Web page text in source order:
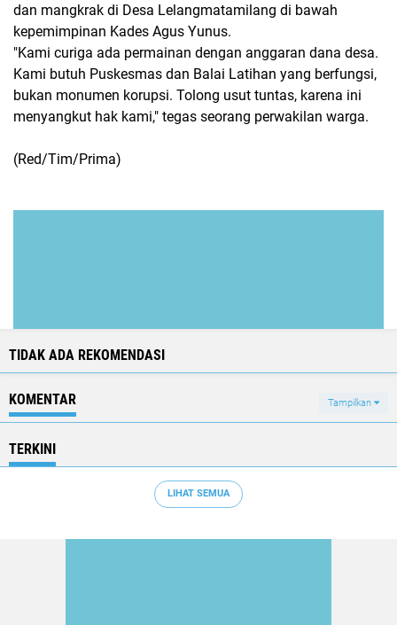
dan mangkrak di Desa Lelangmatamilang di bawah
kepemimpinan Kades Agus Yunus.
​"Kami curiga ada permainan dengan anggaran dana desa.
Kami butuh Puskesmas dan Balai Latihan yang berfungsi,
bukan monumen korupsi. Tolong usut tuntas, karena ini
menyangkut hak kami," tegas seorang perwakilan warga.
(Red/Tim/Prima)
TIDAK ADA REKOMENDASI
KOMENTAR Tampilkan
TERKINI
LIHAT SEMUA